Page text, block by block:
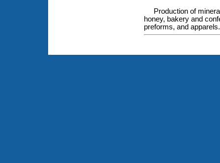
Production of
honey, bakery and
preforms, and apparels.